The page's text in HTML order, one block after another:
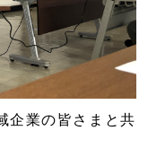
企業の皆さまと共